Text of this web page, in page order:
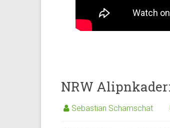
NRW
Sebastian Schamschat